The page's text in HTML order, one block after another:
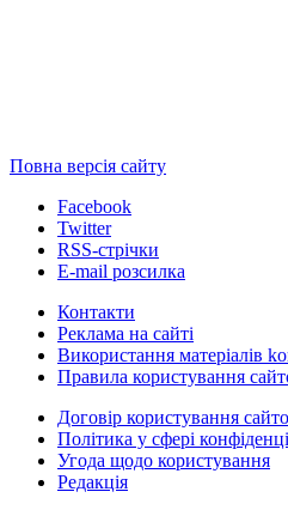
Повна версія сайту
Facebook
Twitter
RSS-стрічки
E-mail розсилка
Контакти
Реклама на сайті
Використання матеріалів
Правила користування
Договір користування
Політика у сфері
Угода щодо користування
Редакція